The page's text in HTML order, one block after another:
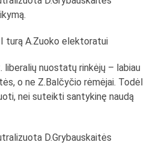
turą A.Zuoko elektoratui
liberalių nuostatų rinkėjų – labiau
o ne Z.Balčyčio rėmėjai. Todėl
nei suteikti santykinę naudą
D.Grybauskaitės